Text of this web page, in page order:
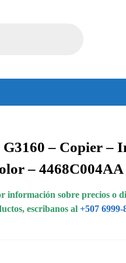
G3160 – Copier –
– 4468C004AA
información sobre precios o
escribanos al +507 6999-